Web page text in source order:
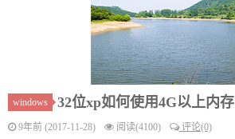
windows 32位xp如何使用4G以上内存
9年前 (2017-11-28) 阅读(4100) 评论(0)